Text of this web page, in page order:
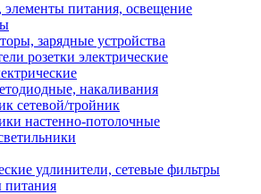
элементы питания, освещение
зарядные устройства
розетки электрические
накаливания
сетевой/тройник
настенно-потолочные
удлинители, сетевые фильтры